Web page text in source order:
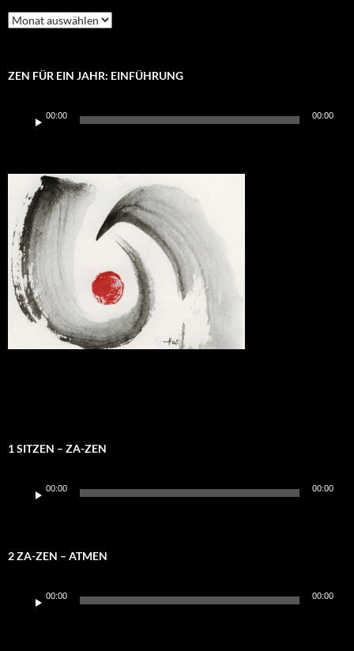
Archiv
ZEN FÜR EIN JAHR: EINFÜHRUNG
Player
00:00 00:00
1 SITZEN – ZA-ZEN
Player
00:00 00:00
2 ZA-ZEN – ATMEN
Player
00:00 00:00